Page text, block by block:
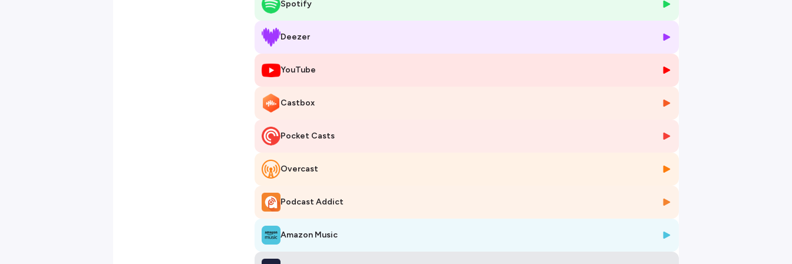
selon la plateforme que vous utilisez pour nous écouter !
Prise de son / mixage : Marine Benabou
Montage vidéo : Richard Bourderionnet
Direction artistique : Alexandre Warisse
#TendancesInno #Innovation #ConfianceNumérique #Podcast
Hébergé par Ausha. Visitez
Spotify
Deezer
YouTube
Castbox
Pocket Casts
Overcast
Podcast Addict
Amazon Music